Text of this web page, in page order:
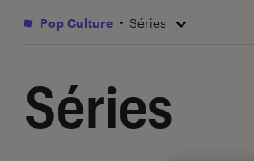
Pop Culture Séries
Séries